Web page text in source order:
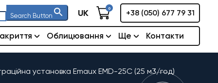
Search Button UK 0
+38 (050) 677 79 31
Облицювання Ще Контакти
установка Emaux EMD-25C (25 м3/год)